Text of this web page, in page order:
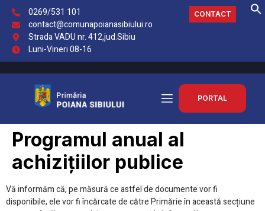
0269/531 101
contact@comunapoianasibiului.ro
Strada VADU nr. 412,jud.Sibiu
Luni-Vineri 08-16
CONTACT
PORTAL
Programul anual al
achizițiilor publice
Vă informăm că, pe măsură ce astfel de documente vor fi
disponibile, ele vor fi încărcate de către Primărie în această secțiune